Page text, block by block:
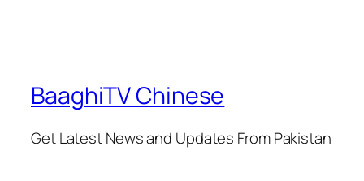
BaaghiTV Chinese
Get Latest News and Updates From Pakistan